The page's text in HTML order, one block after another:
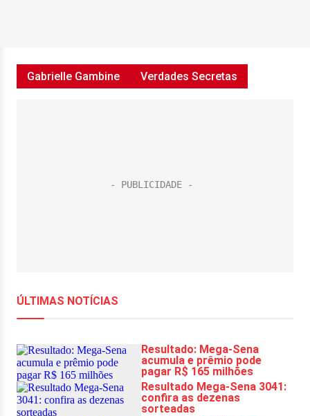
Gabrielle Gambine Verdades Secretas